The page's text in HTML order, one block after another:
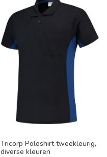
Tricorp Poloshirt tweekleurig,
diverse kleuren